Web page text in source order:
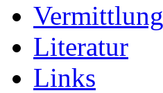
Vermittlung
Literatur
Links